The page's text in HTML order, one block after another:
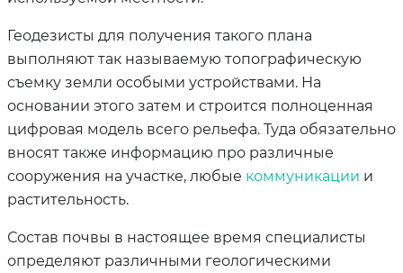
Геодезисты для получения такого плана
выполняют так называемую топографическую
съемку земли особыми устройствами. На
основании этого затем и строится полноценная
цифровая модель всего рельефа. Туда обязательно
вносят также информацию про различные
сооружения на участке, любые коммуникации и
растительность.
Состав почвы в настоящее время специалисты
определяют различными геологическими